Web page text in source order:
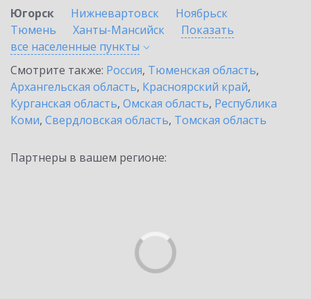
Югорск
Нижневартовск
Ноябрьск
Тюмень
Ханты-Мансийск
Показать
все населенные пункты
Смотрите также: Россия, Тюменская область,
Архангельская область, Красноярский край,
Курганская область, Омская область, Республика
Коми, Свердловская область, Томская область
Партнеры в вашем регионе: